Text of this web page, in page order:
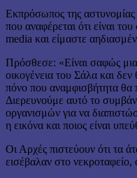
Εκπρόσωπος της
που αναφέρεται ότι είναι
media και είμαστε
Πρόσθεσε: «Είναι σαφώς
οικογένεια του Σάλα και
πόνο που αναμφισβήτητα θα
Διερευνούμε αυτό το
οργανισμών για να
η εικόνα και ποιος είναι
Οι Αρχές πιστεύουν ότι τα
εισέβαλαν στο